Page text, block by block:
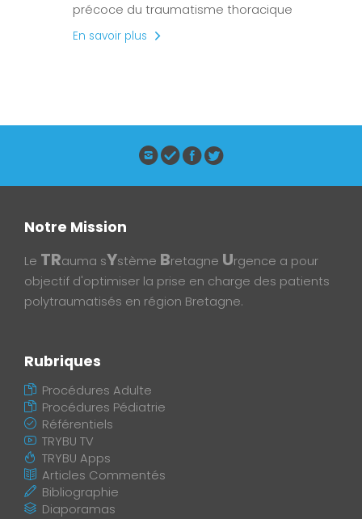
précoce du traumatisme thoracique
En savoir plus
Notre Mission
Le TRauma sYstème Bretagne Urgence a pour
objectif d'optimiser la prise en charge des patients
polytraumatisés en région Bretagne.
Rubriques
Procédures Adulte
Procédures Pédiatrie
Référentiels
TRYBU TV
TRYBU Apps
Articles Commentés
Bibliographie
Diaporamas